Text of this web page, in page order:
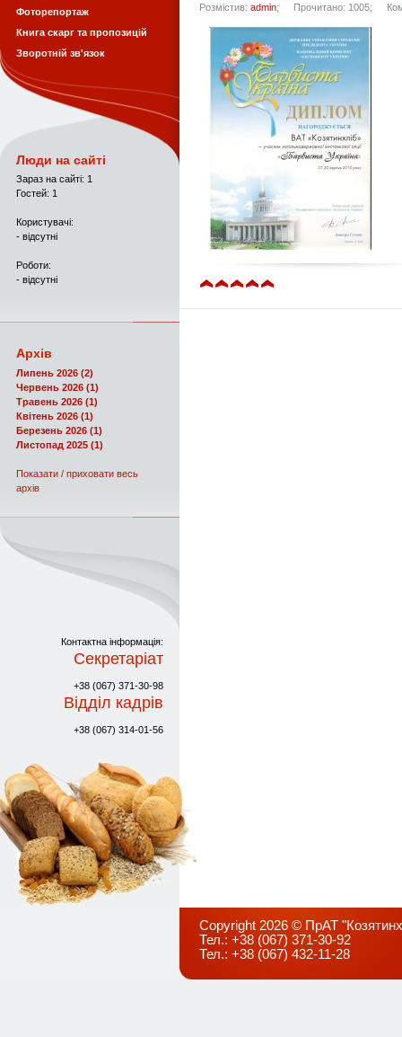
Розмістив: admin; Прочитано: 1005;
Фоторепортаж
Книга скарг та пропозицій
Зворотній зв'язок
Люди на сайті
Зараз на сайті: 1
Гостей: 1
Користувачі:
- відсутні
Роботи:
- відсутні
Архів
Липень 2026 (2)
Червень 2026 (1)
Травень 2026 (1)
Квітень 2026 (1)
Березень 2026 (1)
Листопад 2025 (1)
Показати / приховати весь
архів
Контактна інформація:
Секретаріат
+38 (067) 371-30-98
Відділ кадрів
+38 (067) 314-01-56
Copyright 2026 © ПрАТ
Тел.: +38 (067) 371-30-92
Тел.: +38 (067) 432-11-28